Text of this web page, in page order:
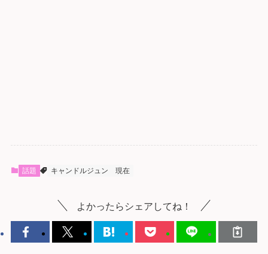
話題 キャンドルジュン 現在
よかったらシェアしてね！